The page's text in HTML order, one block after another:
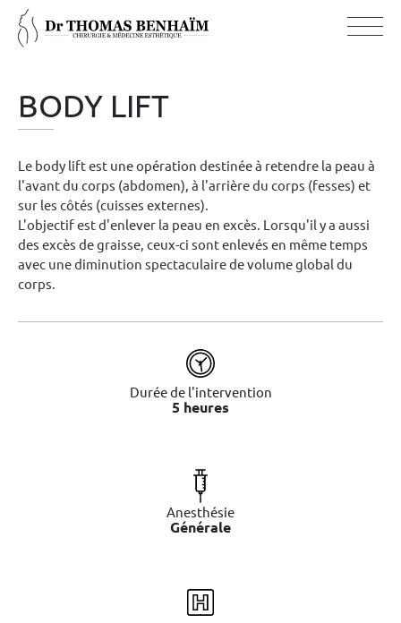
BODY LIFT
Le body lift est une opération destinée à retendre la peau à
l'avant du corps (abdomen), à l'arrière du corps (fesses) et
sur les côtés (cuisses externes).
L'objectif est d'enlever la peau en excès. Lorsqu'il y a aussi
des excès de graisse, ceux-ci sont enlevés en même temps
avec une diminution spectaculaire de volume global du
corps.
Durée de l'intervention
5 heures
Anesthésie
Générale